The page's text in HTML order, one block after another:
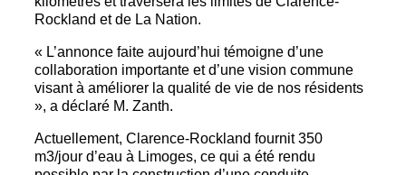
Rockland et de La Nation.
« L’annonce faite aujourd’hui témoigne d’une
collaboration importante et d’une vision commune
visant à améliorer la qualité de vie de nos résidents
», a déclaré M. Zanth.
Actuellement, Clarence-Rockland fournit 350
m3/jour d’eau à Limoges, ce qui a été rendu